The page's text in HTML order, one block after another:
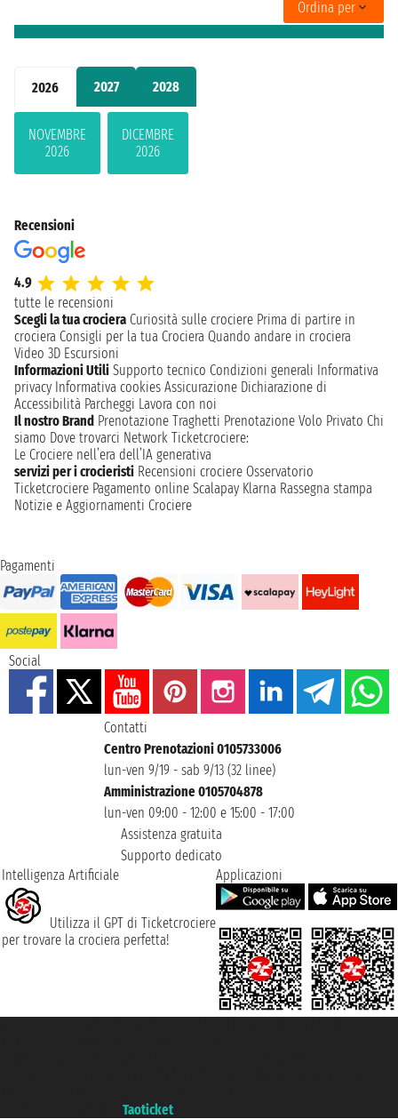
2026 2027 2028
NOVEMBRE
2026
DICEMBRE
2026
Ordina per
Recensioni
4.9
tutte le recensioni
Scegli la tua crociera Curiosità sulle crociere Prima di partire in
crociera Consigli per la tua Crociera Quando andare in crociera
Video 3D Escursioni
Informazioni Utili Supporto tecnico Condizioni generali Informativa
privacy Informativa cookies Assicurazione Dichiarazione di
Accessibilità Parcheggi Lavora con noi
Il nostro Brand Prenotazione Traghetti Prenotazione Volo Privato Chi
siamo Dove trovarci Network Ticketcrociere:
Le Crociere nell’era dell’IA generativa
servizi per i crocieristi Recensioni crociere Osservatorio
Ticketcrociere Pagamento online Scalapay Klarna Rassegna stampa
Notizie e Aggiornamenti Crociere
Pagamenti
Social
Contatti
Centro Prenotazioni 0105733006
lun-ven 9/19 - sab 9/13 (32 linee)
Amministrazione 0105704878
lun-ven 09:00 - 12:00 e 15:00 - 17:00
Assistenza gratuita
Supporto dedicato
Intelligenza Artificiale
Utilizza il GPT di Ticketcrociere
per trovare la crociera perfetta!
Applicazioni
Taoticket